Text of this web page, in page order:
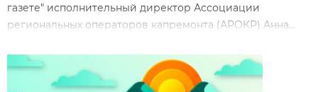
газете" исполнительный директор Ассоциации
региональных операторов капремонта (АРОКР) Анна...